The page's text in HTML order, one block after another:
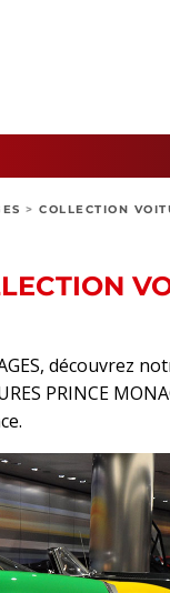
> COLLECTION
découvrez
PRINCE